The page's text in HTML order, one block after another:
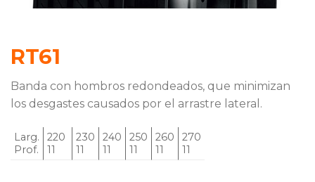
RT61
Banda con hombros redondeados, que minimizan
los desgastes causados por el arrastre lateral.
Larg.
Prof.
220
11
230
11
240
11
250
11
260
11
270
11